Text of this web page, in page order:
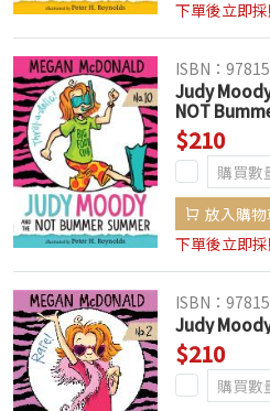
下單後立即
ISBN：
Judy
NOT
$210
放入購物
下單後立即
ISBN：
Judy
$210